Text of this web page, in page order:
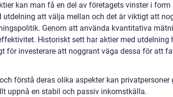
kan man få en del av företagets vinster i form
att välja mellan och det är viktigt att
Genom att använda kvantitativa
Historiskt sett har aktier med utdelning
för investerare att noggrant väga dessa för att
förstå deras olika aspekter kan privatpersoner
uppnå en stabil och passiv inkomstkälla.